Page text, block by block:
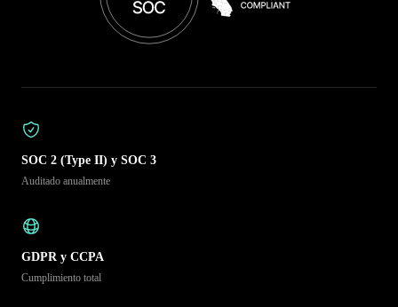
SOC 2 (Type II) y SOC 3
Auditado anualmente
GDPR y CCPA
Cumplimiento total